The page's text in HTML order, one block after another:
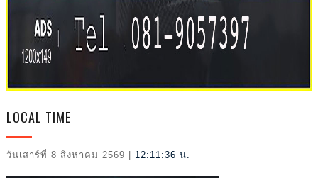
LOCAL TIME
วันเสาร์ที่ 8 สิงหาคม 2569 12:11:38 น.